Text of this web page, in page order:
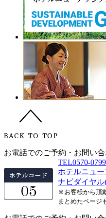
お電話でのご予約・お問い
TEL0570-
ホテルニュ
ナビダイヤル
※お客様から頂
まとめたページ